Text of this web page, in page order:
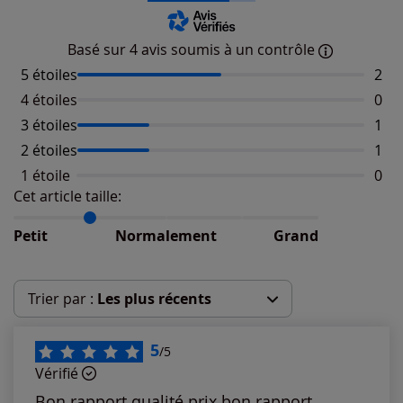
Basé sur 4 avis soumis à un contrôle
5 étoiles
2
4 étoiles
0
3 étoiles
1
2 étoiles
1
1 étoile
0
Cet article taille:
Petit
Normalement Grand
Répartition du taillant selon les avis clients
Taille normalement : 50%
Taille petit : 50%
Taille grand : 0%
Trier par : Les plus récents
Les plus récents
Les plus anciens
5/5
Vérifié